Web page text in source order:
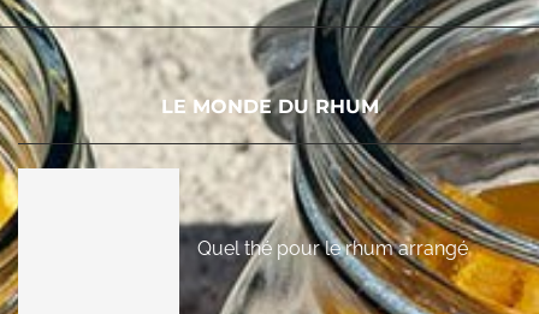
LE MONDE DU RHUM
Quel thé pour le rhum arrangé